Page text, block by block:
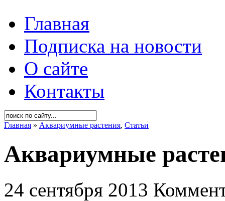
Главная
Подписка на новости
О сайте
Контакты
Главная » Аквариумные растения, Статьи
Аквариумные
24 сентября 2013